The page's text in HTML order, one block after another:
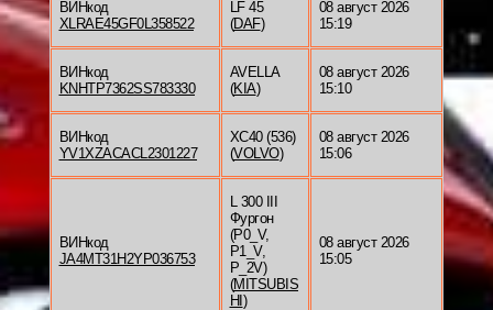
ВИНкод
XLRAE45GF0L358522
LF 45
(DAF)
08 август 2026
15:19
ВИНкод
KNHTP7362SS783330
AVELLA
(KIA)
08 август 2026
15:10
ВИНкод
YV1XZACACL2301227
XC40 (536)
(VOLVO)
08 август 2026
15:06
ВИНкод
JA4MT31H2YP036753
L 300 III
Фургон
(P0_V,
P1_V,
P_2V)
(MITSUBIS
HI )
08 август 2026
15:05